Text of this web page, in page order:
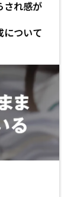
され感が
について